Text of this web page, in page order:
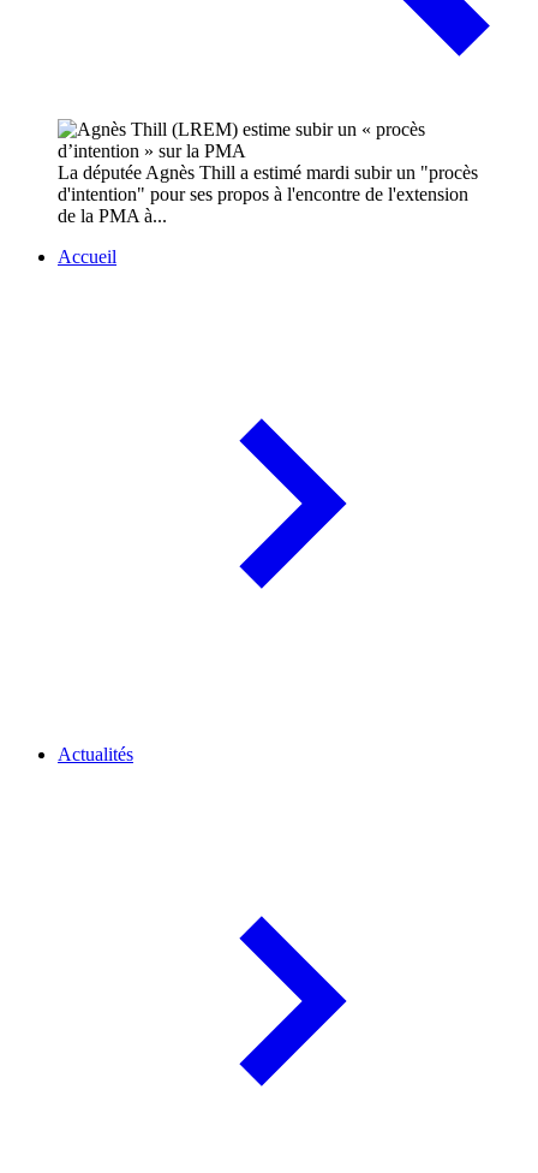
La députée Agnès Thill a estimé mardi subir un "procès
d'intention" pour ses propos à l'encontre de l'extension
de la PMA à...
Accueil
Actualités